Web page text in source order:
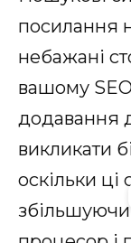
посилання
небажані
вашому
додавання
викликати
оскільки